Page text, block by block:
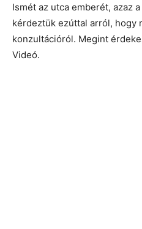
Ismét az utca emberét, azaz
kérdeztük ezúttal arról, hogy
konzultációról. Megint
Videó.